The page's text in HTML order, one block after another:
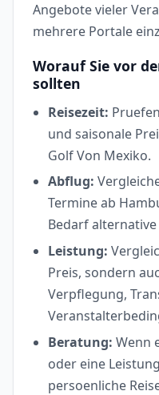
Angebote vieler
mehrere Portale
Worauf Sie vor
sollten
Reisezeit:
und saisonale
Golf Von Mexiko.
Abflug:
Termine ab
Bedarf
Leistung:
Preis, sondern
Verpflegung,
Beratung: Wenn
oder eine
persoenliche